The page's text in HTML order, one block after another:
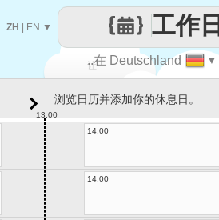
让
每一天
..在 Deutschland ▼
工作日
ZH EN ▼
浏览日历并添加你的休息日。
13:00
14:00
14:00